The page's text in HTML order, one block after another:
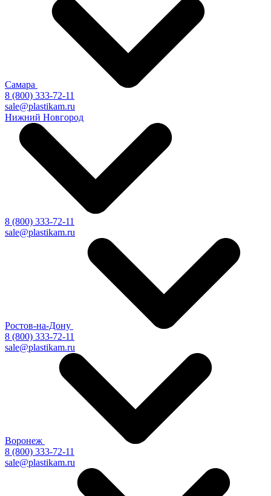
Самара
8 (800) 333-72-11
sale@plastikam.ru
Нижний Новгород
8 (800) 333-72-11
sale@plastikam.ru
Ростов-на-Дону
8 (800) 333-72-11
sale@plastikam.ru
Воронеж
8 (800) 333-72-11
sale@plastikam.ru